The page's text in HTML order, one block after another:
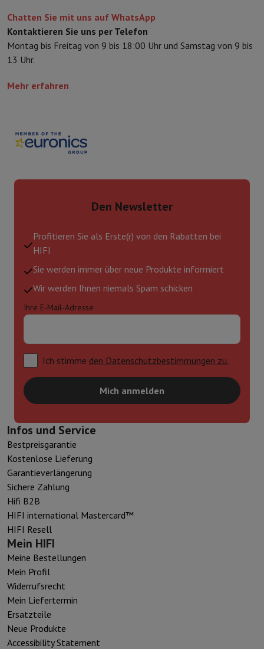
Chatten Sie mit uns auf WhatsApp
Kontaktieren Sie uns per Telefon
Montag bis Freitag von 9 bis 18:00 Uhr und Samstag von 9 bis
13 Uhr.
Mehr erfahren
Den Newsletter
Profitieren Sie als Erste(r) von den Rabatten bei
HIFI
Sie werden immer über neue Produkte informiert
Wir werden Ihnen niemals Spam schicken
Ihre E-Mail-Adresse
Ich stimme den Datenschutzbestimmungen zu.
Mich anmelden
Infos und Service
Bestpreisgarantie
Kostenlose Lieferung
Garantieverlängerung
Sichere Zahlung
Hifi B2B
HIFI international Mastercard™
HIFI Resell
Mein HIFI
Meine Bestellungen
Mein Profil
Widerrufsrecht
Mein Liefertermin
Ersatzteile
Neue Produkte
Accessibility Statement